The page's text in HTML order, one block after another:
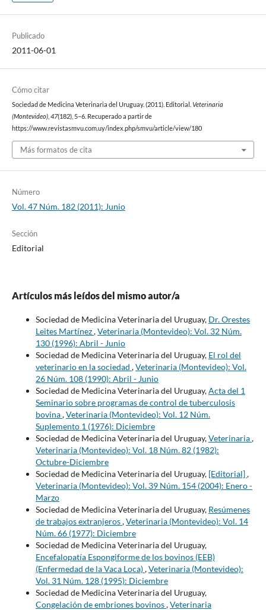
Publicado
2011-06-01
Cómo citar
Sociedad de Medicina Veterinaria del Uruguay. (2011). Editorial. Veterinaria
(Montevideo), 47(182), 5–6. Recuperado a partir de
https://www.revistasmvu.com.uy/index.php/smvu/article/view/180
Más formatos de cita
Número
Vol. 47 Núm. 182 (2011): Junio
Sección
Editorial
Artículos más leídos del mismo autor/a
Sociedad de Medicina Veterinaria del Uruguay, Dr. Orestes
Leites Martínez,Veterinaria (Montevideo): Vol. 32 Núm.
130 (1996): Abril - Junio
Sociedad de Medicina Veterinaria del Uruguay, El rol del
veterinario en la sociedad ,Veterinaria (Montevideo): Vol.
26 Núm. 108 (1990): Abril - Junio
Sociedad de Medicina Veterinaria del Uruguay,Acta del 1
Seminario sobre programas de control de tuberculosis
bovina,Veterinaria (Montevideo): Vol. 12 Núm.
Suplemento 1 (1976): Diciembre
Sociedad de Medicina Veterinaria del Uruguay,Veterinaria,
Veterinaria (Montevideo): Vol. 18 Núm. 82 (1982):
Octubre-Diciembre
Sociedad de Medicina Veterinaria del Uruguay, [Editorial],
Veterinaria (Montevideo): Vol. 39 Núm. 154 (2004): Enero -
Marzo
Sociedad de Medicina Veterinaria del Uruguay, Resúmenes
de trabajos extranjeros,Veterinaria (Montevideo): Vol. 14
Núm. 66 (1977): Diciembre
Sociedad de Medicina Veterinaria del Uruguay,
Encefalopatía Espongiforme de los bovinos (EEB)
(Enfermedad de la Vaca Loca),Veterinaria (Montevideo):
Vol. 31 Núm. 128 (1995): Diciembre
Sociedad de Medicina Veterinaria del Uruguay,
Congelación de embriones bovinos,Veterinaria